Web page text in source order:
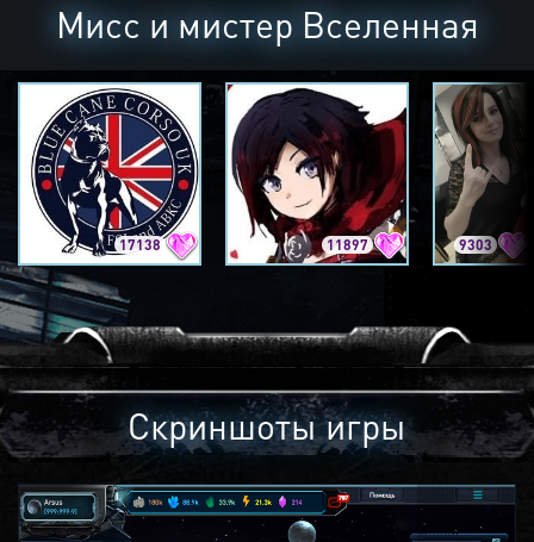
Мисс и мистер Вселенная
17138 11897 9303
Скриншоты игры